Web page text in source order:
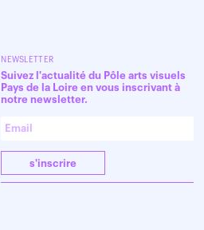
NEWSLETTER
Suivez l'actualité du Pôle arts visuels
Pays de la Loire en vous inscrivant à
notre newsletter.
s'inscrire